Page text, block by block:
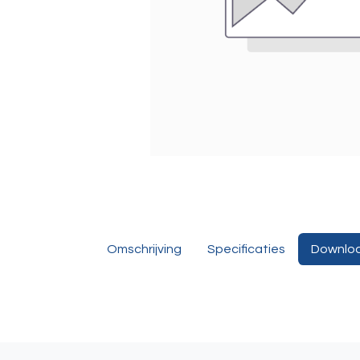
Omschrijving Specificaties